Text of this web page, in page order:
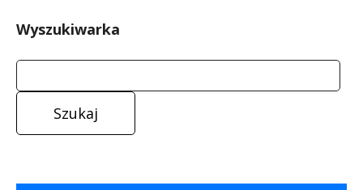
Wyszukiwarka